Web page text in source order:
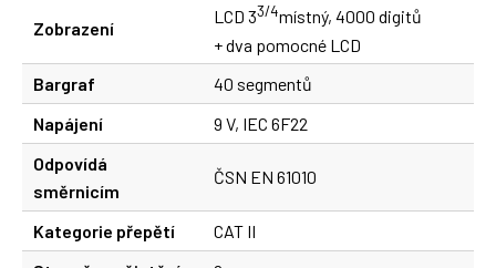
Zobrazení
LCD 33/4místný, 4000 digitů
+ dva pomocné LCD
Bargraf
40 segmentů
Napájení
9 V, IEC 6F22
Odpovídá
směrnicím
ČSN EN 61010
Kategorie přepětí
CAT II